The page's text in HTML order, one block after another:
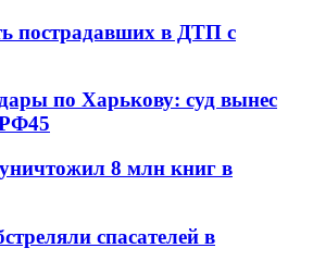
пострадавших в ДТП с
по Харькову: суд вынес
РФ45
8 млн книг в
спасателей в